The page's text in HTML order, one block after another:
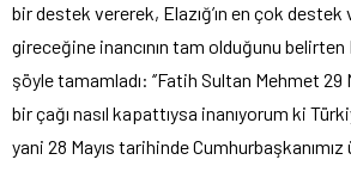
bir destek vererek, Elazığ’ın en çok destek
gireceğine inancının tam olduğunu
şöyle tamamladı: ‘’Fatih Sultan Mehmet 29
bir çağı nasıl kapattıysa inanıyorum ki
yani 28 Mayıs tarihinde